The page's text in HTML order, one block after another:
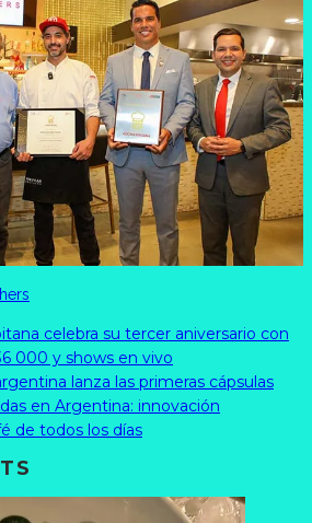
celebra su tercer aniversario con
000 y shows en vivo
lanza las primeras cápsulas
en Argentina: innovación
de todos los días